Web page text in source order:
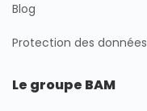
Blog
Protection des données
Le groupe BAM